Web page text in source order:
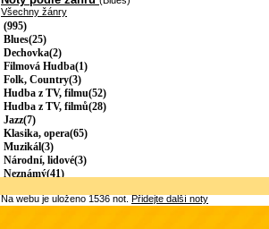
Všechny žánry
(995)
Blues(25)
Dechovka(2)
Filmová Hudba(1)
Folk, Country(3)
Hudba z TV, filmu(52)
Hudba z TV, filmů(28)
Jazz(7)
Klasika, opera(65)
Muzikál(3)
Národní, lidové(3)
Neznámý(41)
Na webu je uloženo 1536 not.Přidejte další noty